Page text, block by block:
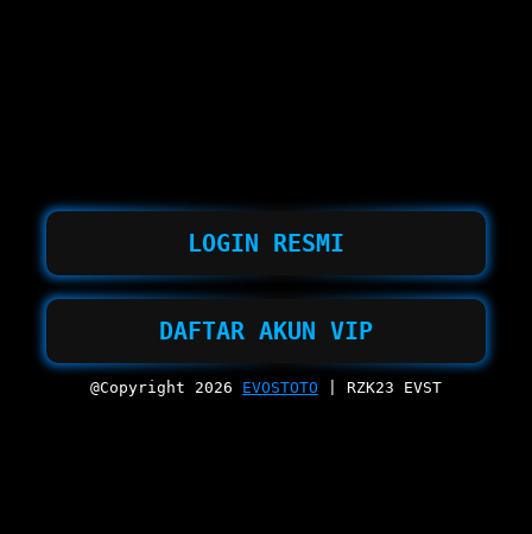
LOGIN RESMI
DAFTAR AKUN VIP
@Copyright 2026 EVOSTOTO | RZK23 EVST